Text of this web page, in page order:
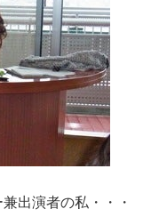
出演者の私・・・